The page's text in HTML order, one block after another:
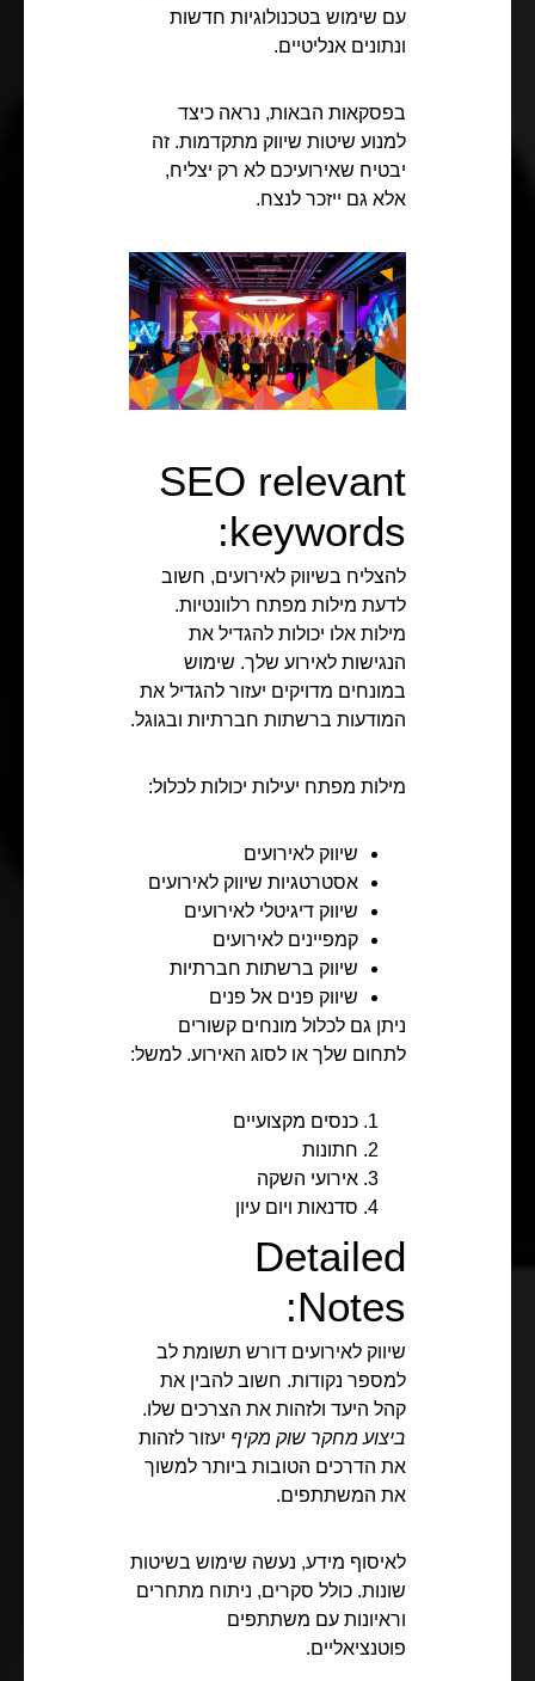
עם שימוש בטכנולוגיות חדשות
ונתונים אנליטיים.
בפסקאות הבאות, נראה כיצד
למנוע שיטות שיווק מתקדמות. זה
יבטיח שאירועיכם לא רק יצליח,
אלא גם ייזכר לנצח.
SEO relevant
keywords:
להצליח בשיווק לאירועים, חשוב
לדעת מילות מפתח רלוונטיות.
מילות אלו יכולות להגדיל את
הנגישות לאירוע שלך. שימוש
במונחים מדויקים יעזור להגדיל את
המודעות ברשתות חברתיות ובגוגל.
מילות מפתח יעילות יכולות לכלול:
שיווק לאירועים
אסטרטגיות שיווק לאירועים
שיווק דיגיטלי לאירועים
קמפיינים לאירועים
שיווק ברשתות חברתיות
שיווק פנים אל פנים
ניתן גם לכלול מונחים קשורים
לתחום שלך או לסוג האירוע. למשל:
כנסים מקצועיים
חתונות
אירועי השקה
סדנאות ויום עיון
Detailed
Notes:
שיווק לאירועים דורש תשומת לב
למספר נקודות. חשוב להבין את
קהל היעד ולזהות את הצרכים שלו.
ביצוע מחקר שוק מקיף יעזור לזהות
את הדרכים הטובות ביותר למשוך
את המשתתפים.
לאיסוף מידע, נעשה שימוש בשיטות
שונות. כולל סקרים, ניתוח מתחרים
וראיונות עם משתתפים
פוטנציאליים.